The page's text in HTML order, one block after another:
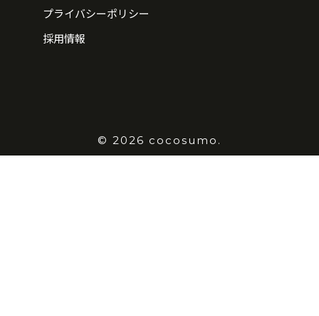
プライバシーポリシー
採用情報
© 2026 cocosumo.